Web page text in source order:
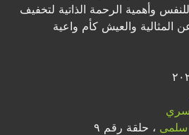
وأهمية الرحمة الذاتية لتخفيف
المثالية والعيش كأم واعية
سلمى ، حلقة رقم ٩